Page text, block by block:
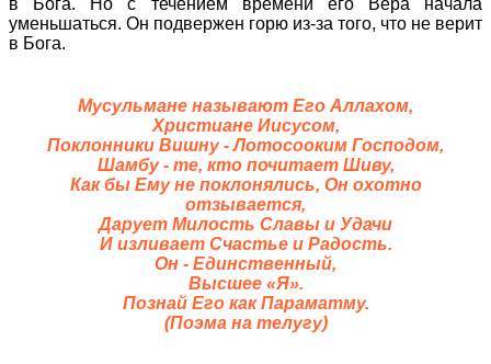
в Бога. Но с течением времени его Вера начала
уменьшаться. Он подвержен горю из-за того, что не верит
в Бога.
Мусульмане называют Его Аллахом,
Христиане Иисусом,
Поклонники Вишну - Лотосооким Господом,
Шамбу - те, кто почитает Шиву,
Как бы Ему не поклонялись, Он охотно
отзывается,
Дарует Милость Славы и Удачи
И изливает Счастье и Радость.
Он - Единственный,
Высшее «Я».
Познай Его как Параматму.
(Поэма на телугу)